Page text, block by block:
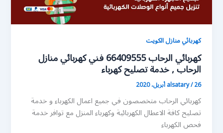
كهربائي منازل الكويت
كهربائي الرحاب 66409555 فني كهربائي منازل
الرحاب , خدمة تصليح كهرباء
alsatary/26 أبريل، 2020
كهربائي الرحاب متخصصون في جميع اعمال الكهرباء و خدمة
تصليح كافة الاعطال الكهربائية وكهرباء المنزل مع توافر خدمة
فحص الكهرباء